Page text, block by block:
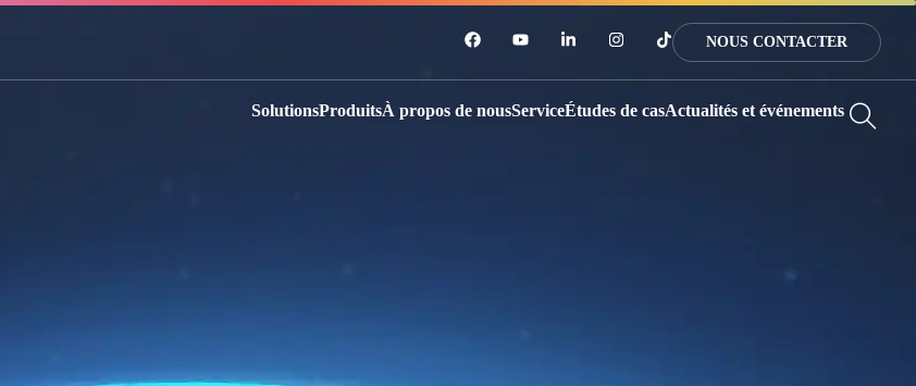
NOUS CONTACTER
SolutionsProduitsÀ propos de nousServiceÉtudes de casActualités et événements